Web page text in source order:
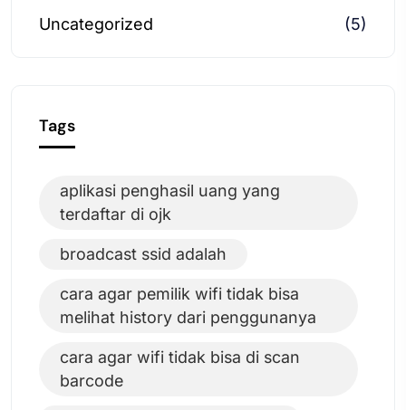
Uncategorized (5)
Tags
aplikasi penghasil uang yang
terdaftar di ojk
broadcast ssid adalah
cara agar pemilik wifi tidak bisa
melihat history dari penggunanya
cara agar wifi tidak bisa di scan
barcode